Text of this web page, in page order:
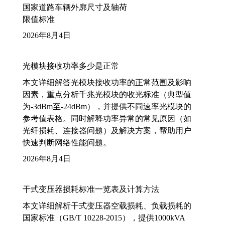
国家道路车辆外廓尺寸及轴荷
限值标准
2026年8月4日
光模块接收功率多少是正常
本文详细解答光模块接收功率的正常范围及影响
因素，重点分析千兆光模块的收光标准（典型值
为-3dBm至-24dBm），并提供不同速率光模块的
参考值表格。同时解释功率异常的常见原因（如
光纤损耗、连接器问题）及解决方案，帮助用户
快速判断网络性能问题。
2026年8月4日
干式变压器损耗标准一览表及计算方法
本文详细解析干式变压器空载损耗、负载损耗的
国家标准（GB/T 10228-2015），提供1000kVA